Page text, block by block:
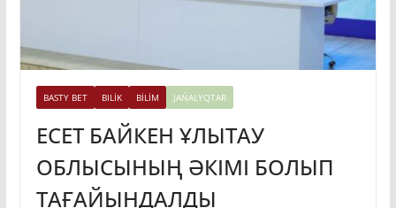
BASTY BET BILİK BİLİM JAŃALYQTAR
ЕСЕТ БАЙКЕН ҰЛЫТАУ
ОБЛЫСЫНЫҢ ӘКІМІ БОЛЫП